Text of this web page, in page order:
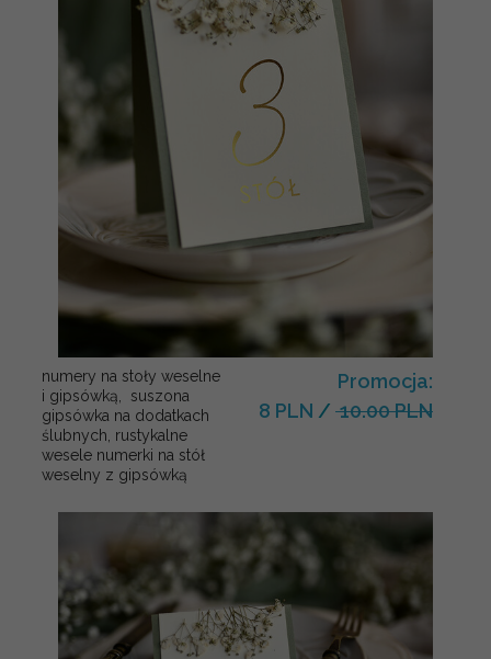
numery na stoły weselne
i gipsówką, suszona
gipsówka na dodatkach
ślubnych, rustykalne
wesele numerki na stół
weselny z gipsówką
Promocja:
8 PLN / 10.00 PLN